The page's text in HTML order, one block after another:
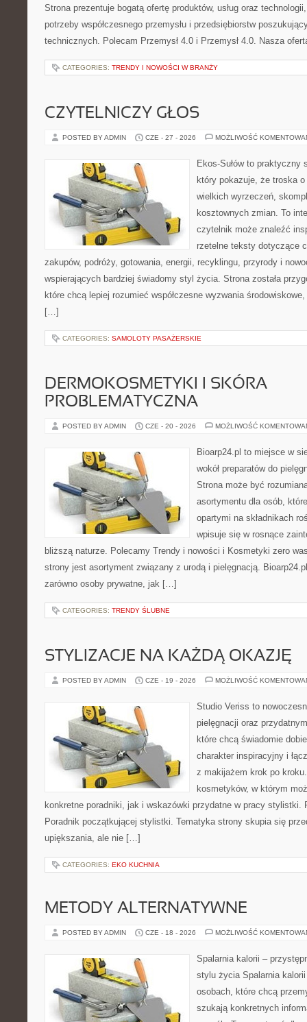
Strona prezentuje bogatą ofertę produktów, usług oraz
potrzeby współczesnego przemysłu i przedsiębiorstw
technicznych. Polecam Przemysł 4.0 i Przemysł 4.0. Nasza
CATEGORIES: TRENDY I NOWOŚCI W BRANŻY
CZYTELNICZY GŁOS
POSTED BY ADMIN CZE - 27 - 2026 MOŻLIWOŚĆ
Ekos-Sułów to praktyczny
który pokazuje, że troska
wielkich wyrzeczeń,
kosztownych zmian. To
czytelnik może znaleźć
rzetelne teksty dotyczące
zakupów, podróży, gotowania, energii, recyklingu, przyrody i
wspierających bardziej świadomy styl życia. Strona została
które chcą lepiej rozumieć współczesne wyzwania
[…]
CATEGORIES: SAMOLOTY PASAŻERSKIE
DERMOKOSMETYKI I SKÓRA
PROBLEMATYCZNA
POSTED BY ADMIN CZE - 20 - 2026 MOŻLIWOŚĆ
Bioarp24.pl to miejsce w
wokół preparatów do
Strona może być
asortymentu dla osób,
opartymi na składnikach
wpisuje się w rosnące
bliższą naturze. Polecamy Trendy i nowości i Kosmetyki zero
strony jest asortyment związany z urodą i pielęgnacją.
zarówno osoby prywatne, jak […]
CATEGORIES: TRENDY ŚLUBNE
STYLIZACJE NA KAŻDĄ OKAZJĘ
POSTED BY ADMIN CZE - 19 - 2026 MOŻLIWOŚĆ
Studio Veriss to
pielęgnacji oraz
które chcą świadomie
charakter inspiracyjny i
z makijażem krok po
kosmetyków, w którym
konkretne poradniki, jak i wskazówki przydatne w pracy stylistki.
Poradnik początkującej stylistki. Tematyka strony skupia się
upiększania, ale nie […]
CATEGORIES: EKO KUCHNIA
METODY ALTERNATYWNE
POSTED BY ADMIN CZE - 18 - 2026 MOŻLIWOŚĆ
Spalarnia kalorii –
stylu życia Spalarnia
osobach, które chcą
szukają konkretnych